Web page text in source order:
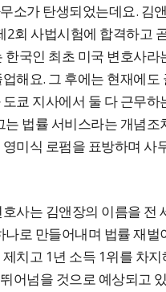
소가 탄생되었는데요. 김
2회 사법시험에 합격하고
한국인 최초 미국 변호사
업해요. 그 후에는 현재에
쿄 지사에서 둘 다 근무
는 법률 서비스라는 개념
미식 로펌을 표방하며 사
사는 김앤장의 이름을 전
나로 만들어내며 법률 재
치고 1년 소득 1위를 차
어넘을 것으로 예상되고